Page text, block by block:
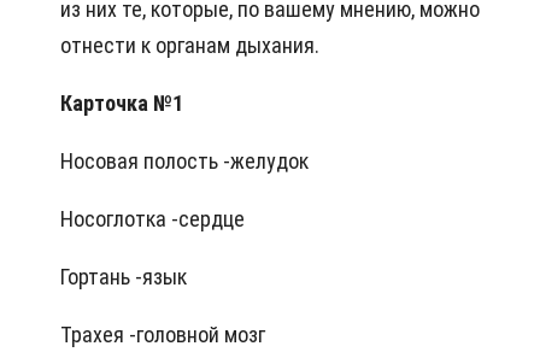
из них те, которые, по вашему мнению, можно
отнести к органам дыхания.
Карточка №1
Носовая полость -желудок
Носоглотка -сердце
Гортань -язык
Трахея -головной мозг